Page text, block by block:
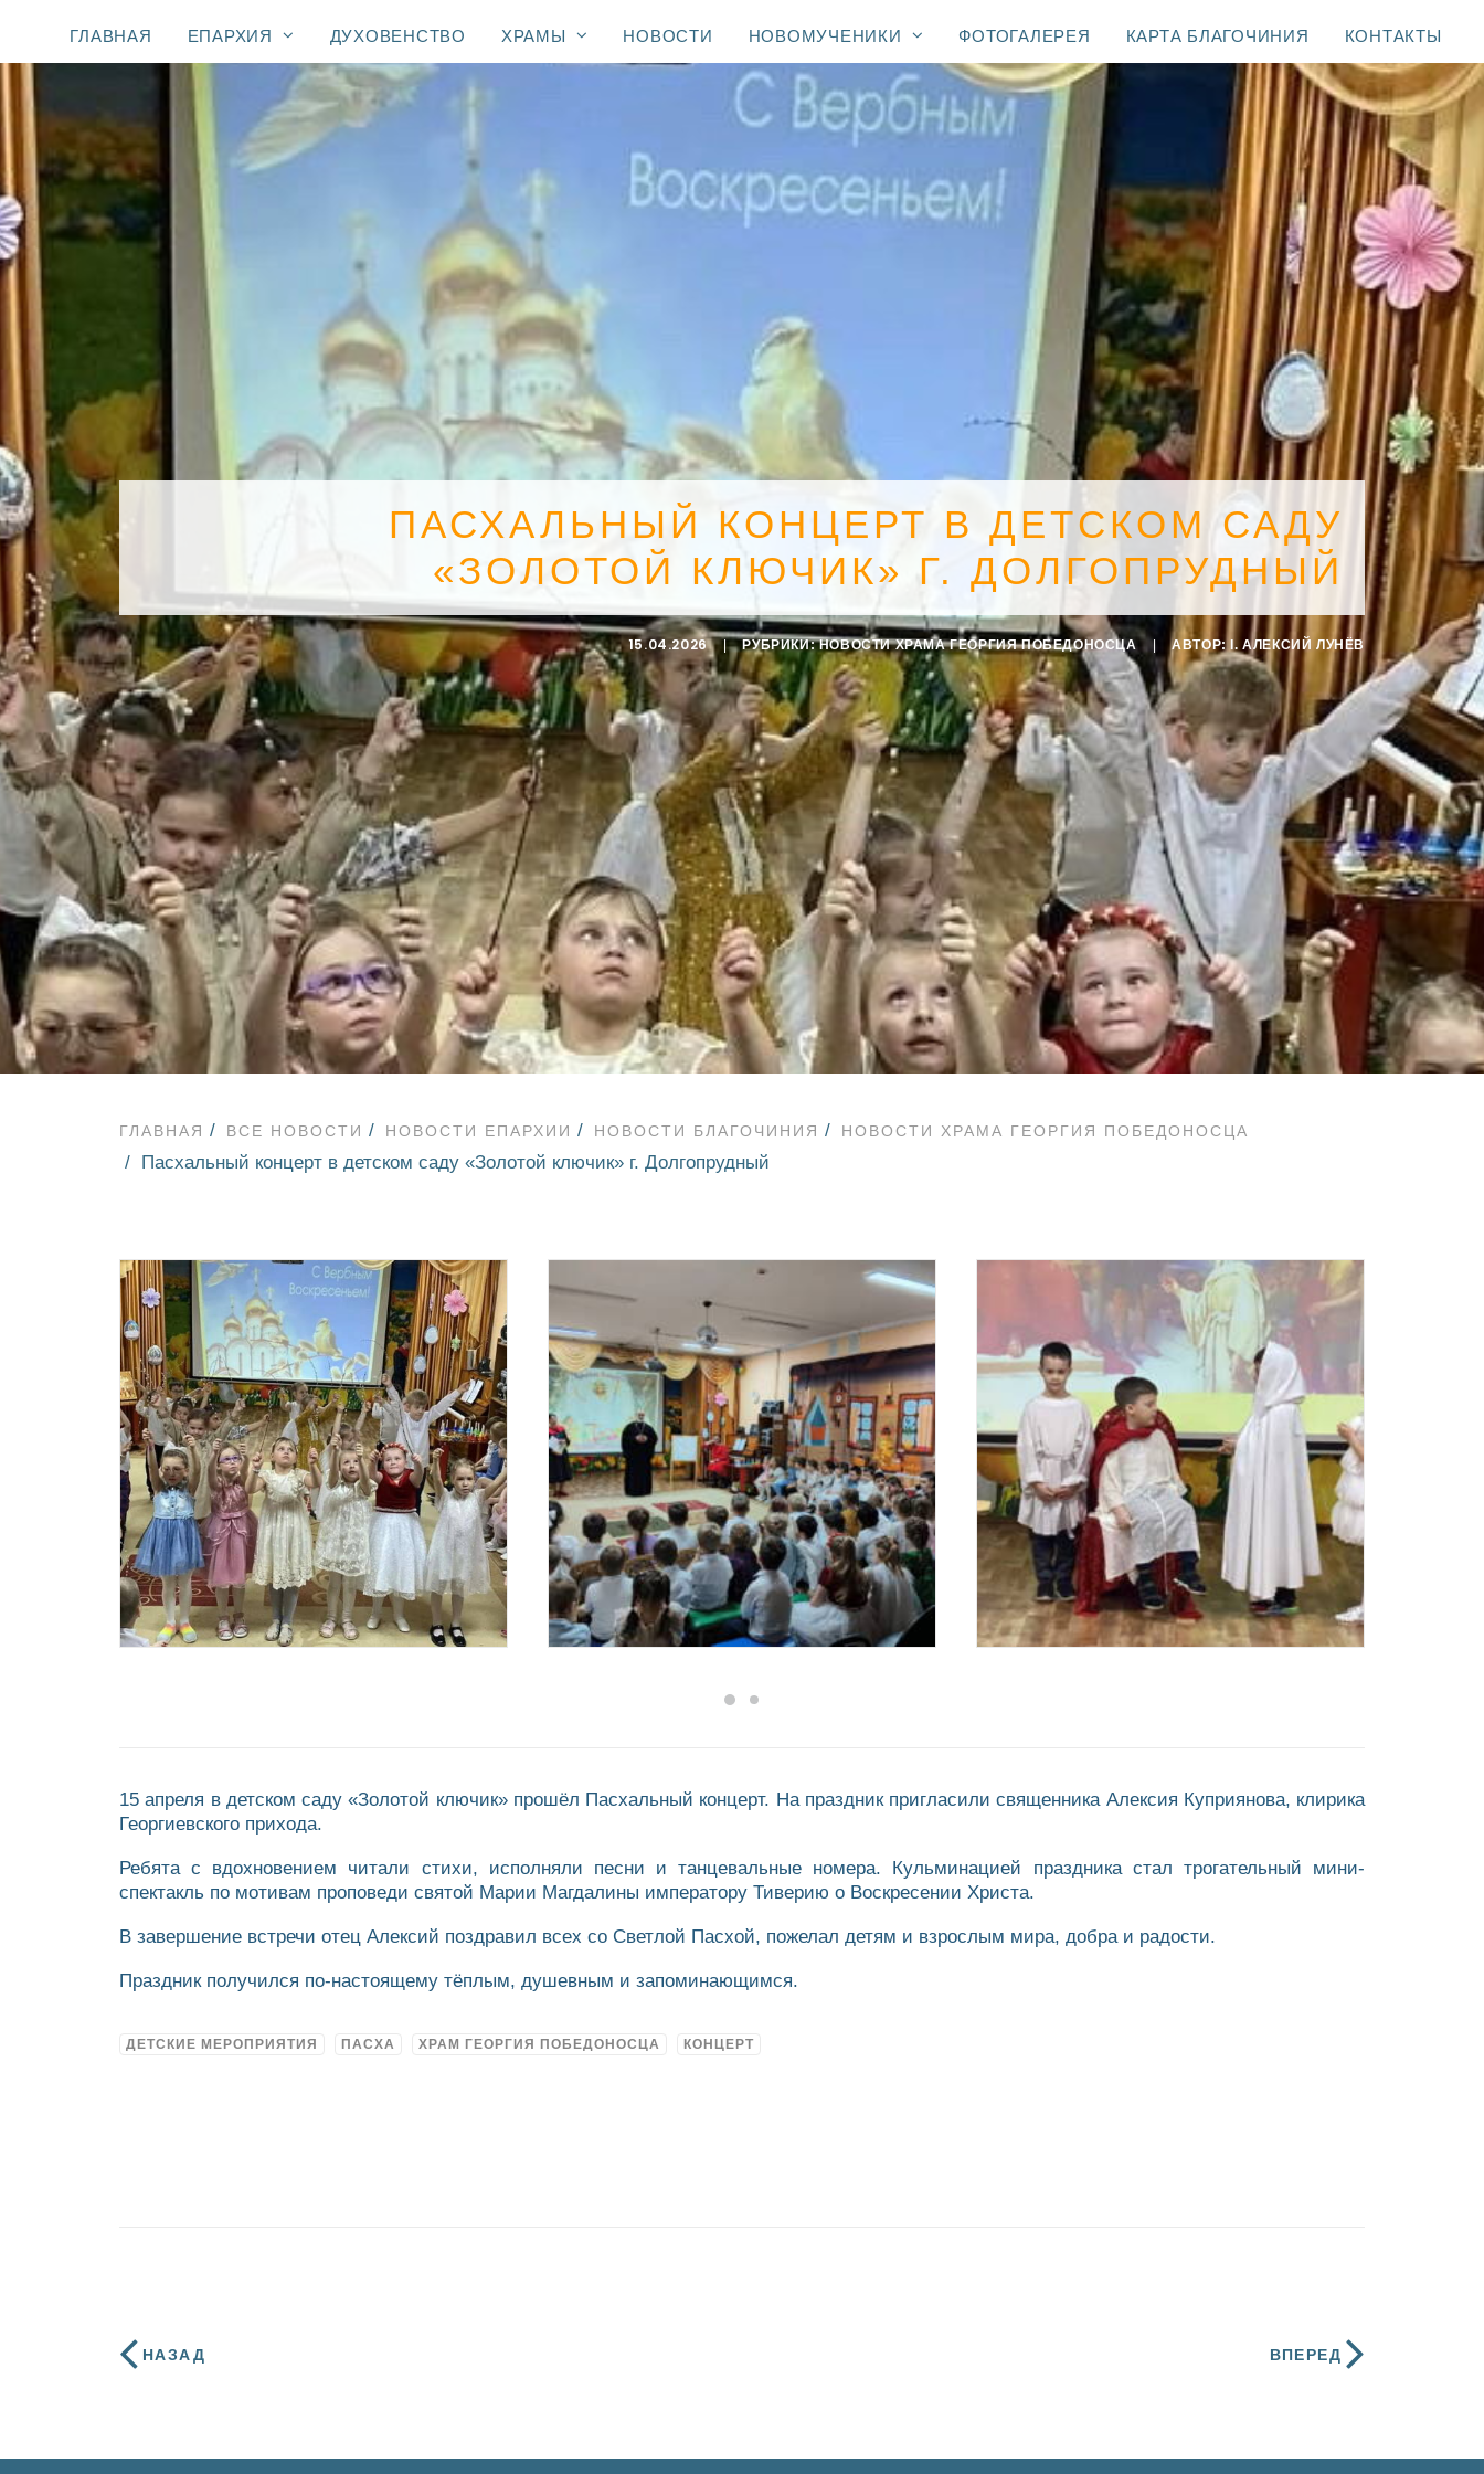
ГЛАВНАЯ ЕПАРХИЯ ДУХОВЕНСТВО ХРАМЫ НОВОСТИ НОВОМУЧЕНИКИ ФОТОГАЛЕРЕЯ КАРТА БЛАГОЧИНИЯ КОНТАКТЫ
ПАСХАЛЬНЫЙ КОНЦЕРТ В ДЕТСКОМ САДУ
«ЗОЛОТОЙ КЛЮЧИК» Г. ДОЛГОПРУДНЫЙ
15.04.2026 | РУБРИКИ:НОВОСТИ ХРАМА ГЕОРГИЯ ПОБЕДОНОСЦА АВТОР: I. АЛЕКСИЙ ЛУНЁВ
ГЛАВНАЯ ВСЕ НОВОСТИ НОВОСТИ ЕПАРХИИ НОВОСТИ БЛАГОЧИНИЯ НОВОСТИ ХРАМА ГЕОРГИЯ ПОБЕДОНОСЦА
Пасхальный концерт в детском саду «Золотой ключик» г. Долгопрудный
15 апреля в детском саду «Золотой ключик» прошёл Пасхальный концерт. На праздник пригласили священника Алексия Куприянова, клирика
Георгиевского прихода.
Ребята с вдохновением читали стихи, исполняли песни и танцевальные номера. Кульминацией праздника стал трогательный мини-
спектакль по мотивам проповеди святой Марии Магдалины императору Тиверию о Воскресении Христа.
В завершение встречи отец Алексий поздравил всех со Светлой Пасхой, пожелал детям и взрослым мира, добра и радости.
Праздник получился по-настоящему тёплым, душевным и запоминающимся.
ДЕТСКИЕ МЕРОПРИЯТИЯ ПАСХА ХРАМ ГЕОРГИЯ ПОБЕДОНОСЦА КОНЦЕРТ
НАЗАД ВПЕРЕД